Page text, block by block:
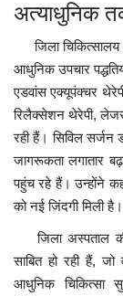
अत्याधुनिक
जिला चिकित्सालय
आधुनिक उपचार
एडवांस एक्यूपंक्चर
रिलैक्सेशन थेरेपी,
रही हैं। सिविल सर्जन
जागरूकता लगातार
पहुंच रहे हैं। उन्होंने
को नई जिंदगी मिली है।
जिला अस्पताल
साबित हो रही हैं,
आधुनिक चिकित्सा